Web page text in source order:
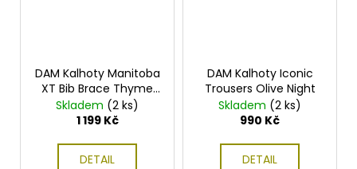
DAM Kalhoty Manitoba
XT Bib Brace Thyme
Green
Skladem (2 ks)
1 199 Kč
DETAIL
DAM Kalhoty Iconic
Trousers Olive Night
Skladem (2 ks)
990 Kč
DETAIL